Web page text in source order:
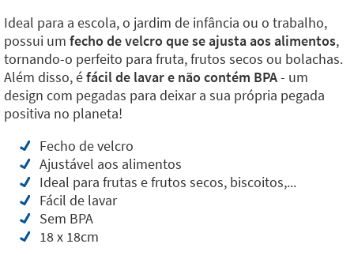
Ideal para a escola, o jardim de infância ou o trabalho,
possui um fecho de velcro que se ajusta aos alimentos,
tornando-o perfeito para fruta, frutos secos ou bolachas.
Além disso, éfácil de lavar e não contém BPA- um
design com pegadas para deixar a sua própria pegada
positiva no planeta!
Fecho de velcro
Ajustável aos alimentos
Ideal para frutas e frutos secos, biscoitos,...
Fácil de lavar
Sem BPA
18 x 18cm